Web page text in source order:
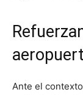
Ante el